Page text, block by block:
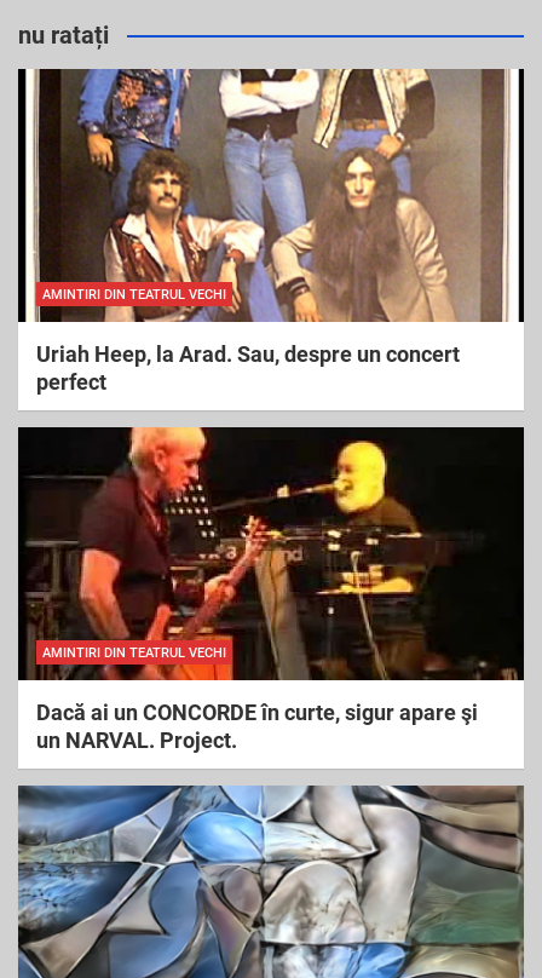
c
nu ratați
AMINTIRI DIN TEATRUL VECHI
Uriah Heep, la Arad. Sau, despre un concert
perfect
AMINTIRI DIN TEATRUL VECHI
Dacă ai un CONCORDE în curte, sigur apare şi
un NARVAL. Project.